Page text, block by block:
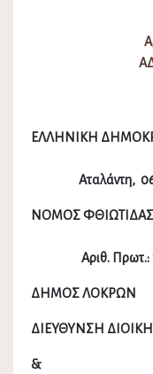
Αταλάντη, 06-
ΝΟΜΟΣ
Αριθ. Πρωτ.:
ΔΙΕΥΘΥΝΣΗ
&